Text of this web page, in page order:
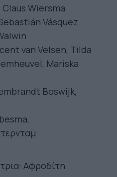
Wiersma
Vásquez
van Velsen, Tilda
Mariska
Boswijk,
Αφροδίτη